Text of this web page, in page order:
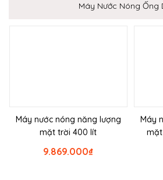
Máy Nước Nóng Ống
Máy nước nóng năng lượng
mặt trời 400 lít
₫
9.869.000
Máy
mặt